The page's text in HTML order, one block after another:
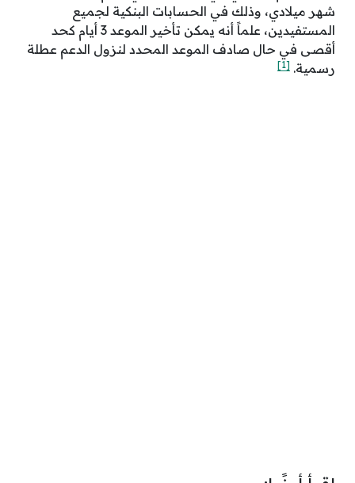
شهر ميلادي، وذلك في الحسابات البنكية لجميع
المستفيدين، علماً أنه يمكن تأخير الموعد 3 أيام كحد
أقصى في حال صادف الموعد المحدد لنزول الدعم عطلة
رسمية. [1]